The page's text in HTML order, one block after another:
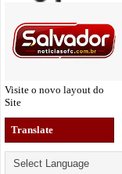
Visite o novo layout do
Site
Translate